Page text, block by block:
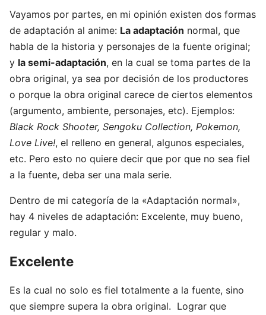
Vayamos por partes, en mi opinión existen dos formas
de adaptación al anime: La adaptación normal, que
habla de la historia y personajes de la fuente original;
y la semi-adaptación, en la cual se toma partes de la
obra original, ya sea por decisión de los productores
o porque la obra original carece de ciertos elementos
(argumento, ambiente, personajes, etc). Ejemplos:
Black Rock Shooter, Sengoku Collection, Pokemon,
Love Live!, el relleno en general, algunos especiales,
etc. Pero esto no quiere decir que por que no sea fiel
a la fuente, deba ser una mala serie.
Dentro de mi categoría de la «Adaptación normal»,
hay 4 niveles de adaptación: Excelente, muy bueno,
regular y malo.
Excelente
Es la cual no solo es fiel totalmente a la fuente, sino
que siempre supera la obra original. Lograr que